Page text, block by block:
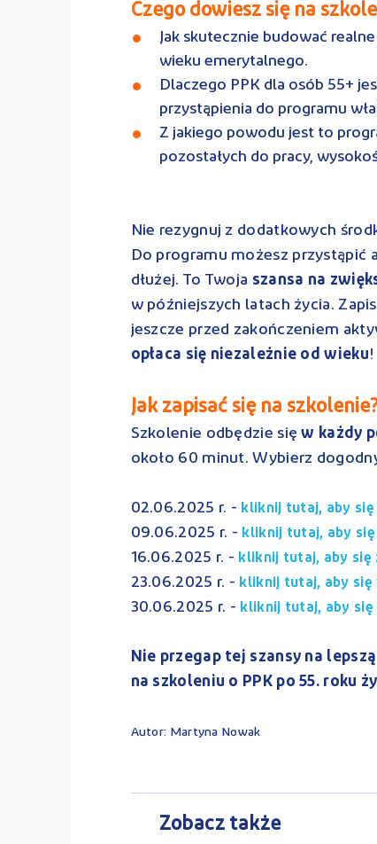
Czego dowiesz się na
Jak skutecznie budować
wieku emerytalnego.
Dlaczego PPK dla osób 55+
przystąpienia do programu
Z jakiego powodu jest to
pozostałych do pracy,
Nie rezygnuj z dodatkowych
Do programu możesz przystąpić
dłużej. To Twoja szansa na
w późniejszych latach życia.
jeszcze przed zakończeniem
opłaca się niezależnie od wieku!
Jak zapisać się na
Szkolenie odbędzie sięw każdy
około 60 minut. Wybierz
02.06.2025 r. - kliknij tutaj, aby
09.06.2025 r. - kliknij tutaj, aby
16.06.2025 r. - kliknij tutaj, aby się
23.06.2025 r. - kliknij tutaj, aby się
30.06.2025 r. - kliknij tutaj, aby się
Nie przegap tej szansy na
na szkoleniu o PPK po 55. roku
Autor: Martyna Nowak
Zobacz także